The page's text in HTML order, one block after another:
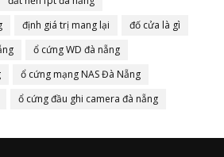
định giá trị mang lại
đố cửa là gì
ổ cứng WD đà nẵng
ổ cứng mạng NAS Đà Nẵng
ổ cứng đầu ghi camera đà nẵng